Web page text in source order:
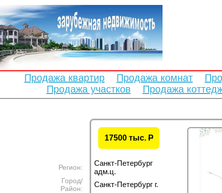
Продажа квартир Продажа комнат
Продажа участков
Продажа
17500 тыс. P
Регион:
Санкт-Петербург
адм.ц.
Город/
Район:
Санкт-Петербург г.